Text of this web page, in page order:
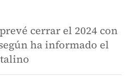
cerrar el 2024 con
ha informado el